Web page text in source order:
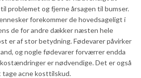
problemet og fjerne årsagen til bumser.
forekommer de hovedsageligt i
de for andre dækker næsten hele
er af stor betydning. Fødevarer påvirker
og nogle fødevarer forværrer endda
er nødvendige. Det er også
acne kosttilskud.